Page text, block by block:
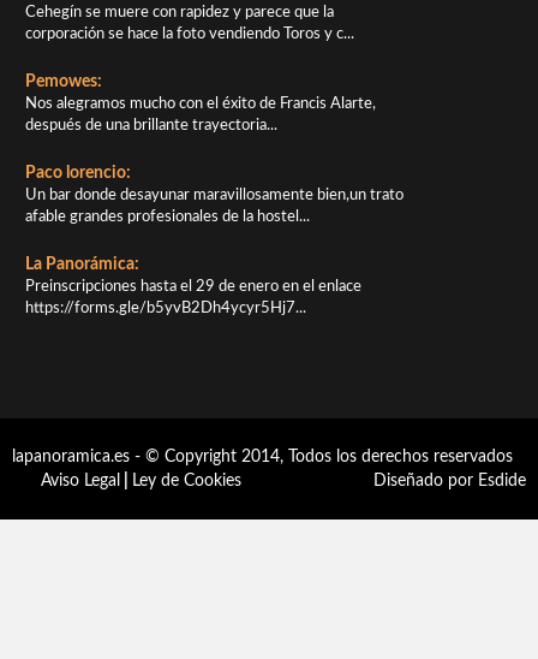
Cehegín se muere con rapidez y parece que la
corporación se hace la foto vendiendo Toros y c...
Pemowes:
Nos alegramos mucho con el éxito de Francis Alarte,
después de una brillante trayectoria...
Paco lorencio:
Un bar donde desayunar maravillosamente bien,un trato
afable grandes profesionales de la hostel...
La Panorámica:
Preinscripciones hasta el 29 de enero en el enlace
https://forms.gle/b5yvB2Dh4ycyr5Hj7...
lapanoramica.es - © Copyright 2014, Todos los derechos reservados
Aviso Legal
Ley de Cookies Diseñado por Esdide